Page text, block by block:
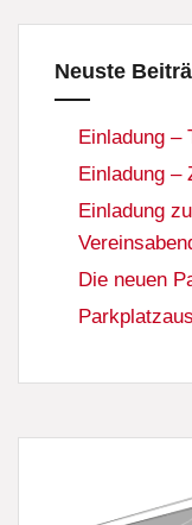
Neuste
Einladung –
Einladung –
Einladung
Die neuen